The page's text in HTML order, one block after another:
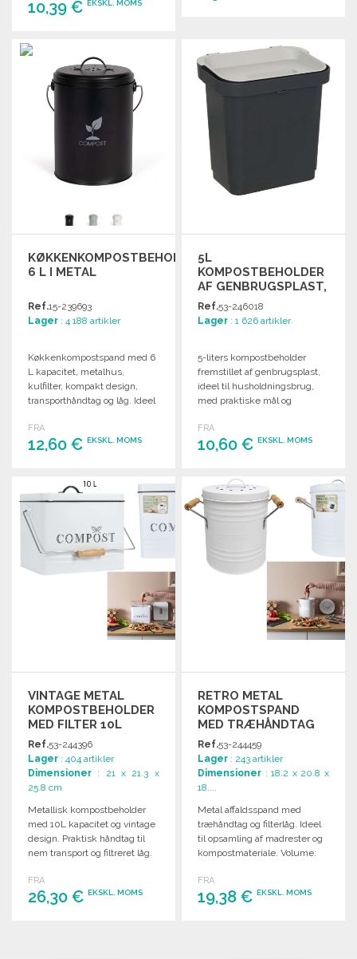
10,39 € EKSKL. MOMS
Anmod om et tilbud
Anmod om et tilbud
KØKKENKOMPOSTBEHOLDER
6 L I METAL
Ref.15-239693
Lager : 4 188 artikler
Køkkenkompostspand med 6
L kapacitet, metalhus,
kulfilter, kompakt design,
transporthåndtag og låg. Ideel
FRA
12,60 € EKSKL. MOMS
BESTIL
Anmod om et tilbud
5L
KOMPOSTBEHOLDER
AF GENBRUGSPLAST,
SORT
Ref.53-246018
Lager : 1 626 artikler
5-liters kompostbeholder
fremstillet af genbrugsplast,
ideel til husholdningsbrug,
med praktiske mål og
FRA
10,60 €EKSKL. MOMS
Anmod om et tilbud
VINTAGE METAL
KOMPOSTBEHOLDER
MED FILTER 10L
Ref.53-244396
Lager : 404 artikler
Dimensioner : 21 x 21.3 x
25.8 cm
Metallisk kompostbeholder
med 10L kapacitet og vintage
design. Praktisk håndtag til
nem transport og filtreret låg.
FRA
26,30 € EKSKL. MOMS
RETRO METAL
KOMPOSTSPAND
MED TRÆHÅNDTAG
TIL ENGROSPRIS
Ref.53-244459
Lager : 243 artikler
Dimensioner : 18.2 x 20.8 x
18....
Metal affaldsspand med
træhåndtag og filterlåg. Ideel
til opsamling af madrester og
kompostmateriale. Volume:
FRA
19,38 €EKSKL. MOMS